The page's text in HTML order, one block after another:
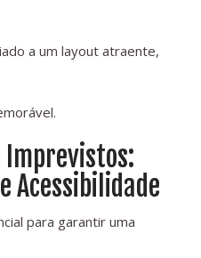
a um layout atraente,
Imprevistos:
Acessibilidade
para garantir uma